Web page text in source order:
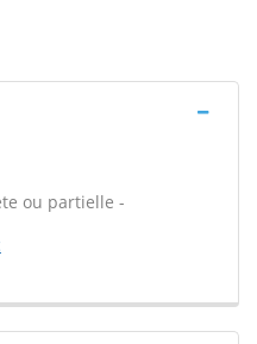
ou partielle -